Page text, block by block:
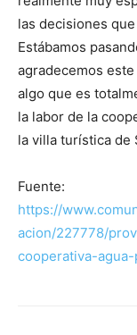
las decisiones
Estábamos
agradecemos
algo que es
la labor de la
la villa turística de
Fuente:
https://
acion/227778/
cooperativa-